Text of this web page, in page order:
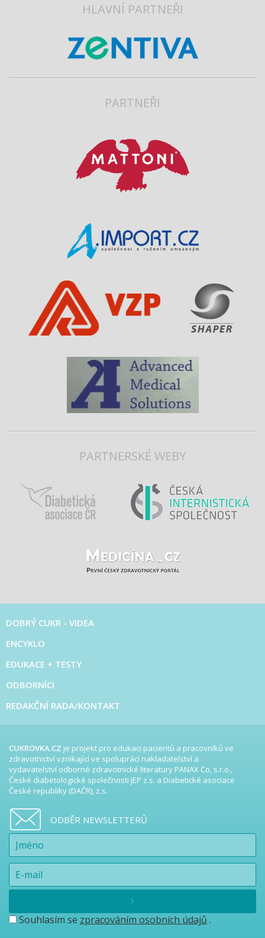
HLAVNÍ PARTNEŘI
PARTNEŘI
PARTNERSKÉ WEBY
DOBRÝ CUKR - VIDEA
ENCYKLO
EDUKACE + TESTY
ODBORNÍCI
REDAKČNÍ RADA/KONTAKT
CUKROVKA.CZ je projekt pro edukaci pacientů a pracovníků ve
zdravotnictví vznikající ve spolupráci nakladatelství a
vydavatelství odborné zdravotnické literatury PANAX Co, s.r.o.,
České diabetologické společnosti JEP z.s. a Diabetické asociace
České republiky (DAČR), z.s.
ODBĚR NEWSLETTERŮ
Souhlasím se zpracováním osobních údajů .